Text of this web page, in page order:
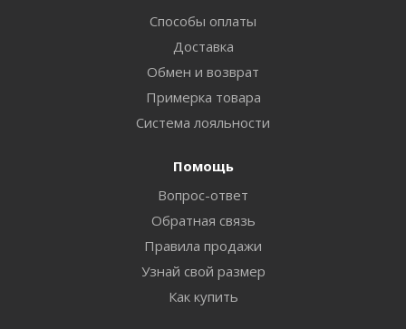
Способы оплаты
Доставка
Обмен и возврат
Примерка товара
Система лояльности
Помощь
Вопрос-ответ
Обратная связь
Правила продажи
Узнай свой размер
Как купить